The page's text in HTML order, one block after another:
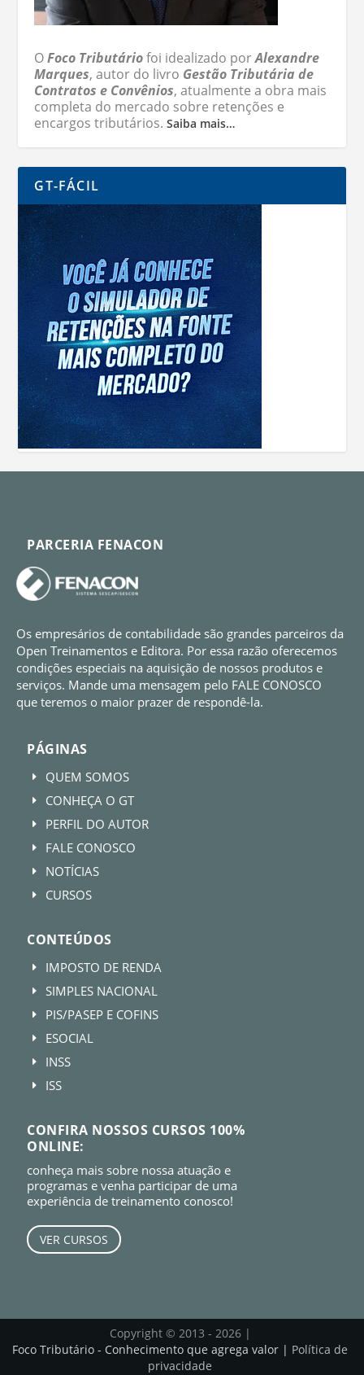
OFoco Tributáriofoi idealizado porAlexandre
Marques, autor do livro Gestão Tributária de
Contratos e Convênios, atualmente a obra mais
completa do mercado sobre retenções e
encargos tributários.Saiba mais…
GT-FÁCIL
PARCERIA FENACON
Os empresários de contabilidade são grandes parceiros da
Open Treinamentos e Editora. Por essa razão oferecemos
condições especiais na aquisição de nossos produtos e
serviços. Mande uma mensagem pelo FALE CONOSCO
que teremos o maior prazer de respondê-la.
PÁGINAS
E QUEM SOMOS
E CONHEÇA O GT
E PERFIL DO AUTOR
E FALE CONOSCO
E NOTÍCIAS
E CURSOS
CONTEÚDOS
E IMPOSTO DE RENDA
E SIMPLES NACIONAL
E PIS/PASEP E COFINS
E ESOCIAL
E INSS
E ISS
CONFIRA NOSSOS CURSOS 100%
ONLINE:
conheça mais sobre nossa atuação e
programas e venha participar de uma
experiência de treinamento conosco!
VER CURSOS
Copyright © 2013 - 2026 |
Foco Tributário - Conhecimento que agrega valor | Política de
privacidade